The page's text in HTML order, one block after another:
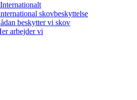
Internationalt
skovbeskyttelse
beskytter vi skov
arbejder vi